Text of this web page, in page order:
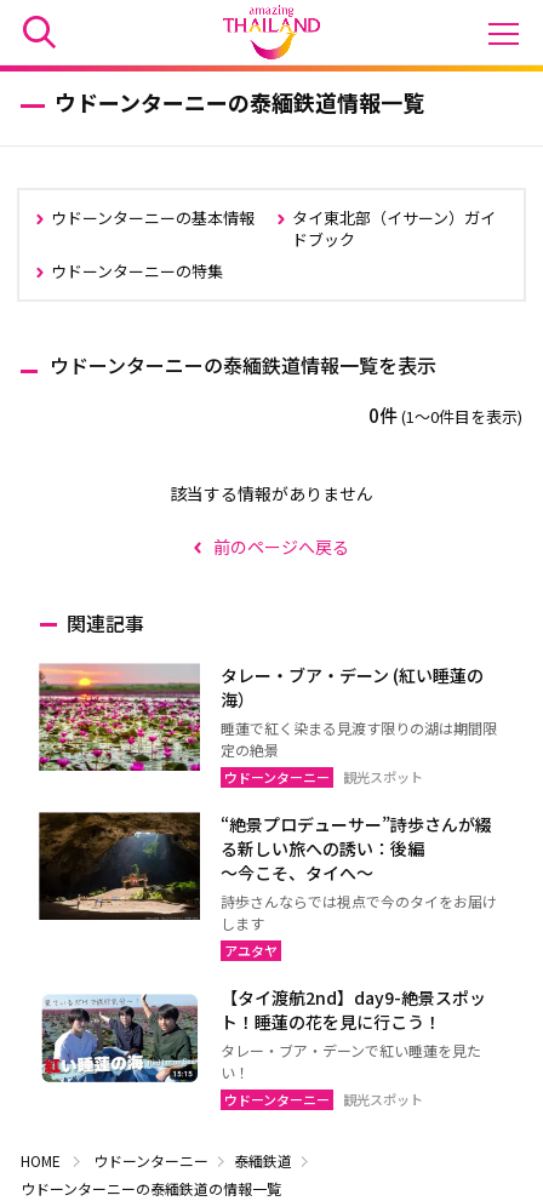
ウドーンターニーの泰緬鉄道情報一覧
ウドーンターニーの基本情報
タイ東北部（イサーン）ガイ
ドブック
ウドーンターニーの特集
ウドーンターニーの泰緬鉄道情報一覧を表示
0件(1〜0件目を表示)
該当する情報がありません
前のページへ戻る
関連記事
タレー・ブア・デーン (紅い睡蓮の
海）
睡蓮で紅く染まる見渡す限りの湖は期間限
定の絶景
ウドーンターニー 観光スポット
“絶景プロデューサー”詩歩さんが綴
る新しい旅への誘い：後編
～今こそ、タイへ～
詩歩さんならでは視点で今のタイをお届け
します
アユタヤ
【タイ渡航2nd】day9-絶景スポッ
ト！睡蓮の花を見に行こう！
タレー・ブア・デーンで紅い睡蓮を見た
い！
ウドーンターニー 観光スポット
HOME ウドーンターニー
泰緬鉄道
ウドーンターニーの泰緬鉄道の情報一覧